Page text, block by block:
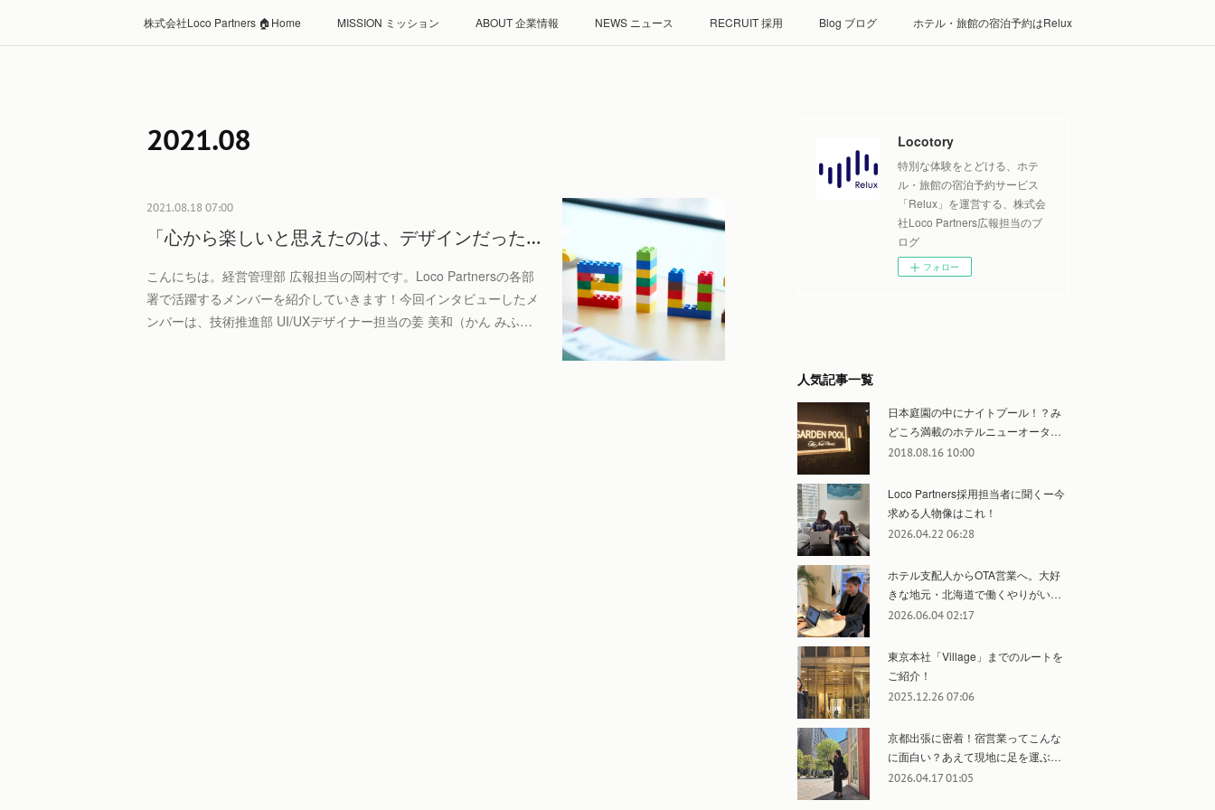
株式会社Loco Partners 🏠Home MISSION ミッション ABOUT 企業情報 NEWS ニュース RECRUIT 採用 Blog ブログ ホテル・旅館の宿泊予約はRelux
2021.08
2021.08.18 07:00
「心から楽しいと思えたのは、デザインだった…
こんにちは。経営管理部 広報担当の岡村です。Loco Partnersの各部
署で活躍するメンバーを紹介していきます！今回インタビューしたメ
ンバーは、技術推進部 UI/UXデザイナー担当の姜 美和（かん みふ…
Locotory
特別な体験をとどける、ホテ
ル・旅館の宿泊予約サービス
「Relux」を運営する、株式会
社Loco Partners広報担当のブ
ログ
フォロー
人気記事一覧
日本庭園の中にナイトプール！？み
どころ満載のホテルニューオータ…
2018.08.16 10:00
Loco Partners採用担当者に聞くー今
求める人物像はこれ！
2026.04.22 06:28
ホテル支配人からOTA営業へ。大好
きな地元・北海道で働くやりがい…
2026.06.04 02:17
東京本社「Village」までのルートを
ご紹介！
2025.12.26 07:06
京都出張に密着！宿営業ってこんな
に面白い？あえて現地に足を運ぶ…
2026.04.17 01:05